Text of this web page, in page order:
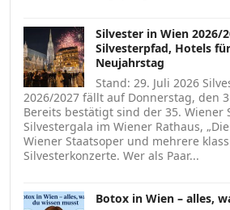
Silvester in Wien 2026/
Silvesterpfad, Hotels
Neujahrstag
Stand: 29. Juli 2026
2026/2027 fällt auf Donnerstag, den
Bereits bestätigt sind der 35. Wiener
Silvestergala im Wiener Rathaus,
Wiener Staatsoper und mehrere
Silvesterkonzerte. Wer als Paar...
Botox in Wien – alles,